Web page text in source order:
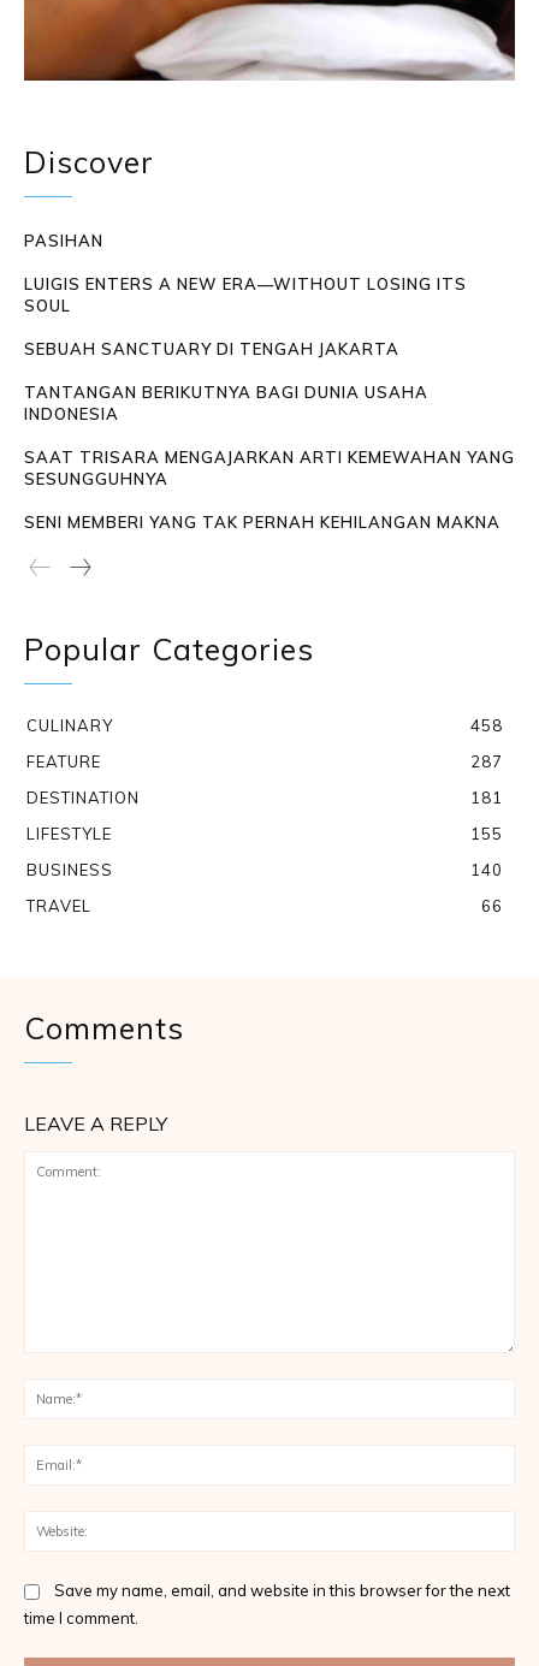
Discover
PASIHAN
LUIGIS ENTERS A NEW ERA—WITHOUT LOSING ITS
SOUL
SEBUAH SANCTUARY DI TENGAH JAKARTA
TANTANGAN BERIKUTNYA BAGI DUNIA USAHA
INDONESIA
SAAT TRISARA MENGAJARKAN ARTI KEMEWAHAN YANG
SESUNGGUHNYA
SENI MEMBERI YANG TAK PERNAH KEHILANGAN MAKNA
Popular Categories
CULINARY
458
FEATURE
287
DESTINATION
181
LIFESTYLE
155
BUSINESS
140
TRAVEL
66
Comments
LEAVE A REPLY
Save my name, email, and website in this browser for the next
time I comment.